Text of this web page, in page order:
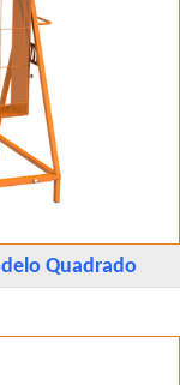
Quadrado